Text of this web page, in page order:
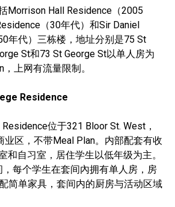
Morrison Hall Residence（2005
（30年代）和Sir Daniel
年代）三栋楼，地址分别是75 St
St和73 St George St以单人房为
上网有流量限制。
Residence
位于321 Bloor St. West，
区，不带Meal Plan。 内部配套有收
和自习室，居住学生以低年级为主。
每个学生在套间內拥有单人房，房
简单家具，套间内的厨房与活动区域